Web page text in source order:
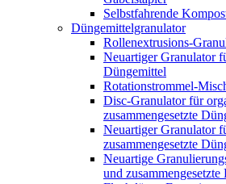
Selbstfahrende
Düngemittelgranulator
Rollenextrusions-
Neuartiger Granulator
Düngemittel
Rotationstrommel-
Disc-Granulator für
zusammengesetzte
Neuartiger Granulator
zusammengesetzte
Neuartige
und